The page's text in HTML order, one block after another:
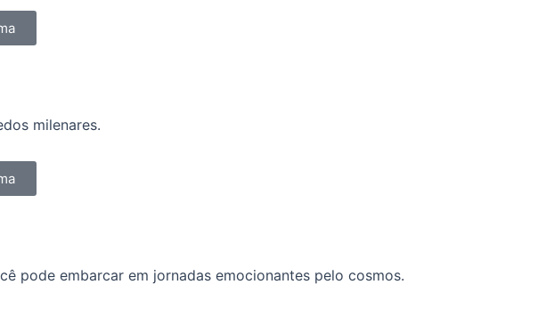
milenares.
pode embarcar em jornadas emocionantes pelo cosmos.